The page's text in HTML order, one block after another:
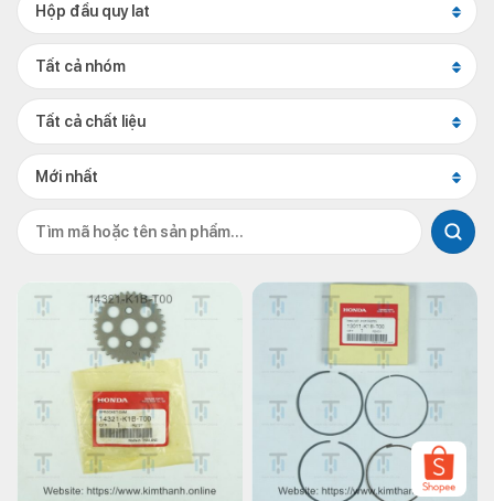
Hộp đầu quy lat
Tất cả nhóm
Tất cả chất liệu
Mới nhất